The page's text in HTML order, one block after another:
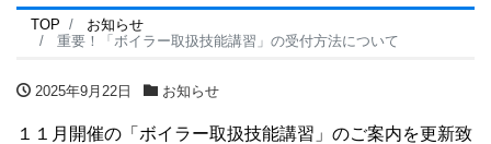
TOP
お知らせ
重要！「ボイラー取扱技能講習」の受付方法について
2025年9月22日 お知らせ
１１月開催の「ボイラー取扱技能講習」のご案内を更新致